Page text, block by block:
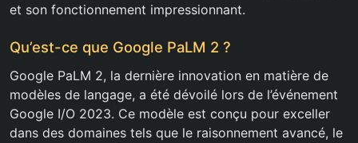
et son fonctionnement impressionnant.
Qu’est-ce que Google PaLM 2 ?
Google PaLM 2, la dernière innovation en matière de
modèles de langage, a été dévoilé lors de l’événement
Google I/O 2023. Ce modèle est conçu pour exceller
dans des domaines tels que le raisonnement avancé, le